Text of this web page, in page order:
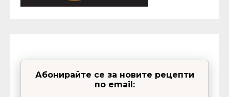
Абонирайте се за новите рецепти
по email: